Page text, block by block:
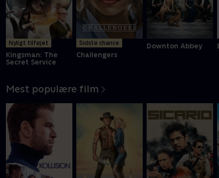
Nyligt tilføjet
Kingsman: The
Secret Service
Sidste chance
Challengers
Downton Abbey
Mest populære film